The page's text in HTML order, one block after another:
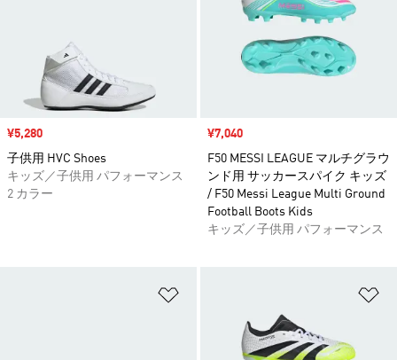
セール価格
¥5,280
子供用 HVC Shoes
キッズ／子供用 パフォーマンス
2 カラー
セール価格
¥7,040
F50 MESSI LEAGUE マルチグラウ
ンド用 サッカースパイク キッズ
/ F50 Messi League Multi Ground
Football Boots Kids
キッズ／子供用 パフォーマンス